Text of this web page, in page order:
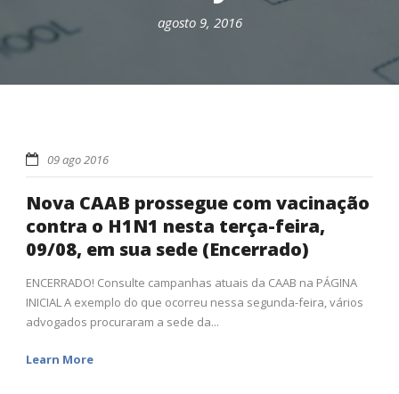
agosto 9, 2016
09 ago 2016
Nova CAAB prossegue com vacinação
contra o H1N1 nesta terça-feira,
09/08, em sua sede (Encerrado)
ENCERRADO! Consulte campanhas atuais da CAAB na PÁGINA
INICIAL A exemplo do que ocorreu nessa segunda-feira, vários
advogados procuraram a sede da...
Learn More